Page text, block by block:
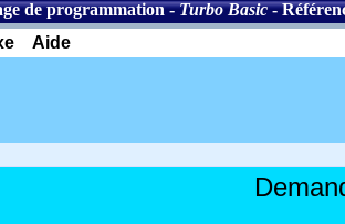
de programmation-Turbo Basic-
Aide